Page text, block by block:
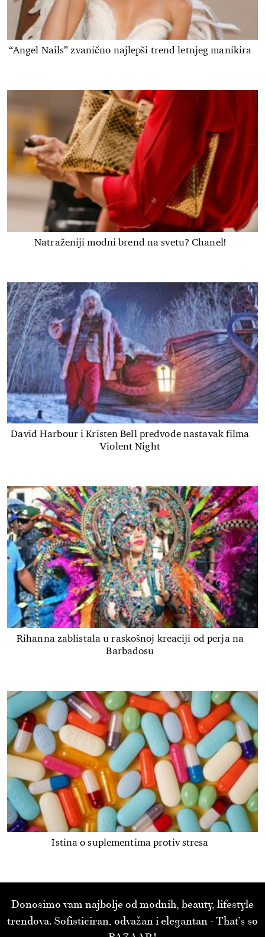
“Angel Nails” zvanično najlepši trend letnjeg manikira
Natraženiji modni brend na svetu? Chanel!
David Harbour i Kristen Bell predvode nastavak filma
Violent Night
Rihanna zablistala u raskošnoj kreaciji od perja na
Barbadosu
Istina o suplementima protiv stresa
Donosimo vam najbolje od modnih, beauty, lifestyle
trendova. Sofisticiran, odvažan i elegantan - That’s so